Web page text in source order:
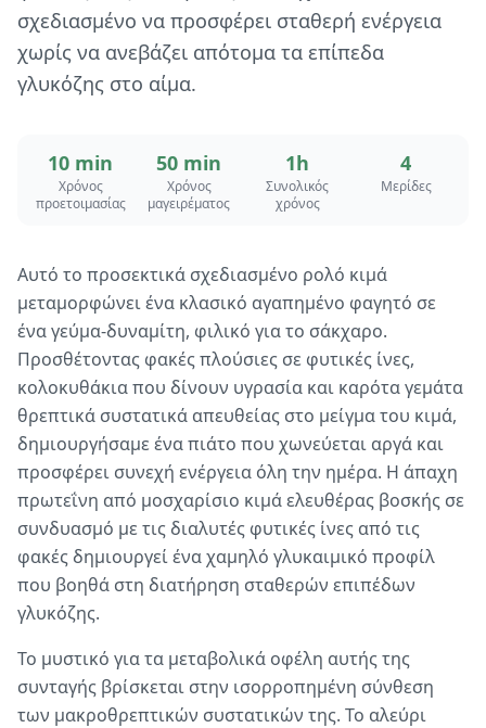
σχεδιασμένο να προσφέρει σταθερή ενέργεια
χωρίς να ανεβάζει απότομα τα επίπεδα
γλυκόζης στο αίμα.
10 min
Χρόνος
προετοιμασίας
50 min
Χρόνος
μαγειρέματος
1h
Συνολικός
χρόνος
4
Μερίδες
Αυτό το προσεκτικά σχεδιασμένο ρολό κιμά
μεταμορφώνει ένα κλασικό αγαπημένο φαγητό σε
ένα γεύμα-δυναμίτη, φιλικό για το σάκχαρο.
Προσθέτοντας φακές πλούσιες σε φυτικές ίνες,
κολοκυθάκια που δίνουν υγρασία και καρότα γεμάτα
θρεπτικά συστατικά απευθείας στο μείγμα του κιμά,
δημιουργήσαμε ένα πιάτο που χωνεύεται αργά και
προσφέρει συνεχή ενέργεια όλη την ημέρα. Η άπαχη
πρωτεΐνη από μοσχαρίσιο κιμά ελευθέρας βοσκής σε
συνδυασμό με τις διαλυτές φυτικές ίνες από τις
φακές δημιουργεί ένα χαμηλό γλυκαιμικό προφίλ
που βοηθά στη διατήρηση σταθερών επιπέδων
γλυκόζης.
Το μυστικό για τα μεταβολικά οφέλη αυτής της
συνταγής βρίσκεται στην ισορροπημένη σύνθεση
των μακροθρεπτικών συστατικών της. Το αλεύρι